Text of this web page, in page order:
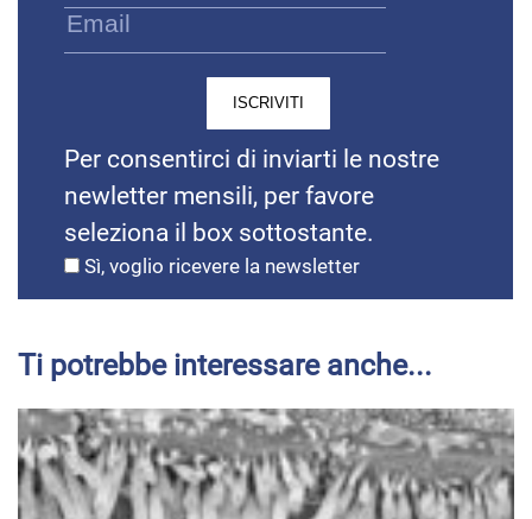
Per consentirci di inviarti le nostre
newletter mensili, per favore
seleziona il box sottostante.
Sì, voglio ricevere la newsletter
Ti potrebbe interessare anche...